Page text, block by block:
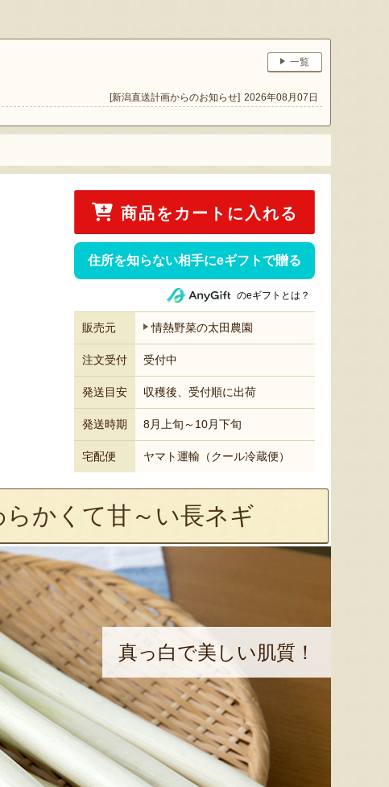
一覧
[新潟直送計画からのお知らせ] 2026年08月07日
商品をカートに入れる
住所を知らない相手にeギフトで贈る
のeギフトとは？
販売元 情熱野菜の太田農園
注文受付 受付中
発送目安 収穫後、受付順に出荷
発送時期 8月上旬～10月下旬
宅配便 ヤマト運輸（クール冷蔵便）
かくて甘～い長ネギ
真っ白で美しい肌質！